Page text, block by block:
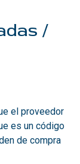
/
el proveedor
es un código
de compra